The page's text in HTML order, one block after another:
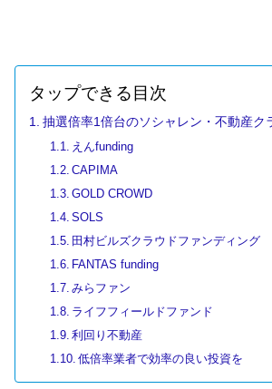
タップできる目次
抽選倍率1倍台のソシャレン・不動産ク
えんfunding
CAPIMA
GOLD CROWD
SOLS
田村ビルズクラウドファンディング
FANTAS funding
みらファン
ライフフィールドファンド
利回り不動産
低倍率業者で効率の良い投資を